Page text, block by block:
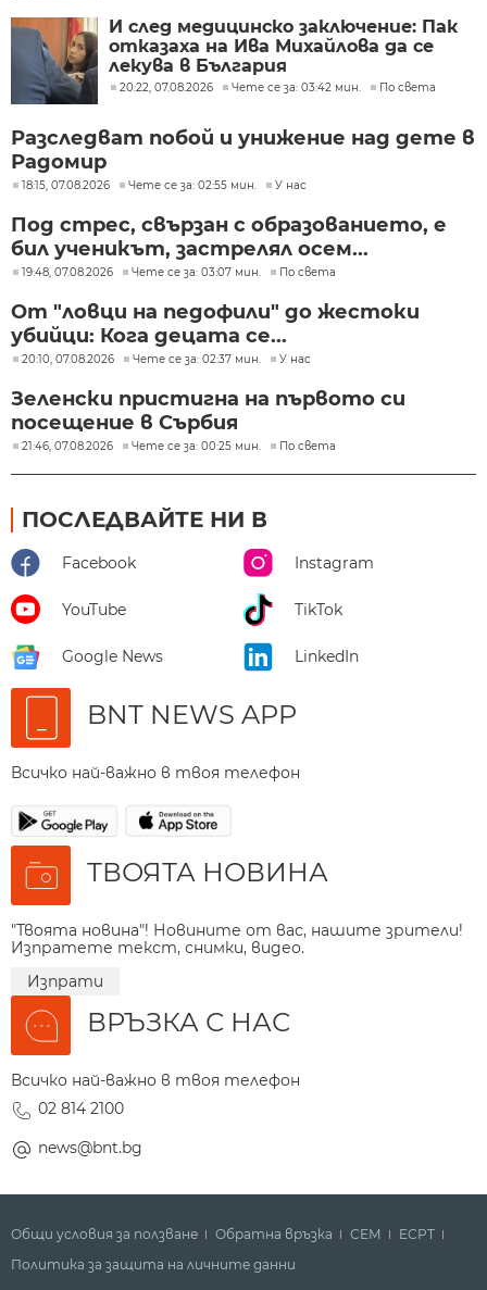
И след медицинско заключение: Пак
отказаха на Ива Михайлова да се
лекува в България
20:22, 07.08.2026 Чете се за: 03:42 мин. По света
Разследват побой и унижение над дете в
Радомир
18:15, 07.08.2026 Чете се за: 02:55 мин. У нас
Под стрес, свързан с образованието, е
бил ученикът, застрелял осем...
19:48, 07.08.2026 Чете се за: 03:07 мин. По света
От "ловци на педофили" до жестоки
убийци: Кога децата се...
20:10, 07.08.2026 Чете се за: 02:37 мин. У нас
Зеленски пристигна на първото си
посещение в Сърбия
21:46, 07.08.2026 Чете се за: 00:25 мин. По света
ПОСЛЕДВАЙТЕ НИ В
Facebook Instagram
YouTube TikTok
Google News LinkedIn
BNT NEWS APP
Всичко най-важно в твоя телефон
ТВОЯТА НОВИНА
"Твоята новина"! Новините от вас, нашите зрители!
Изпратете текст, снимки, видео.
Изпрати
ВРЪЗКА С НАС
Всичко най-важно в твоя телефон
02 814 2100
news@bnt.bg
Общи условия за ползване Обратна връзка СЕМ
ECPT
Политика за защита на личните данни